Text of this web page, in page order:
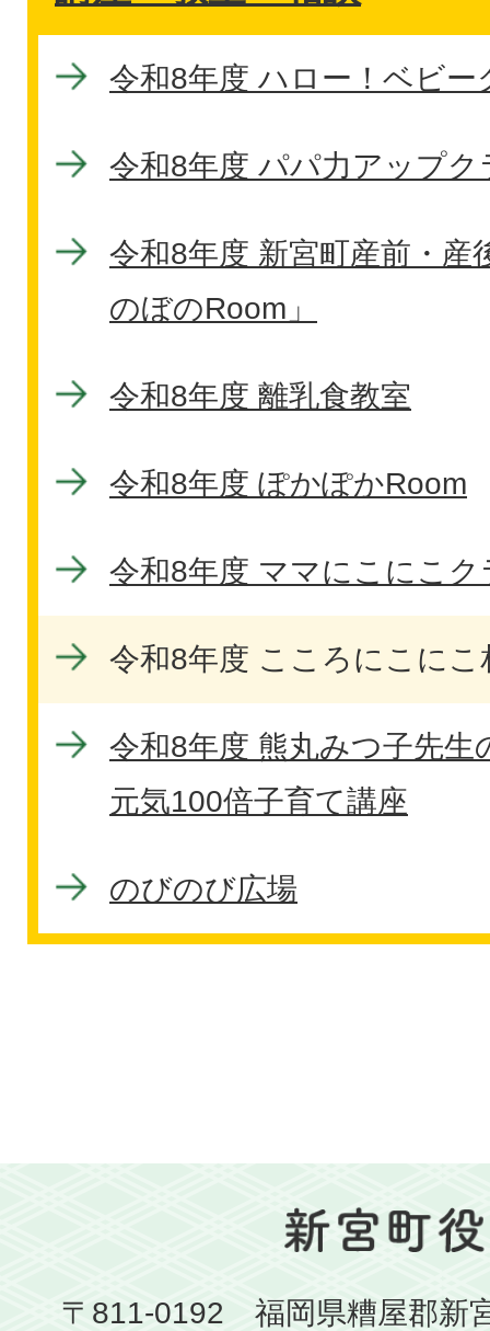
令和8年度 ハロー！ベビー
令和8年度 パパ力アップク
令和8年度 新宮町産前・産
のぼのRoom」
令和8年度 離乳食教室
令和8年度 ぽかぽかRoom
令和8年度 ママにこにこク
令和8年度 こころにこにこ
令和8年度 熊丸みつ子先生
元気100倍子育て講座
のびのび広場
〒811-0192 福岡県糟屋郡新